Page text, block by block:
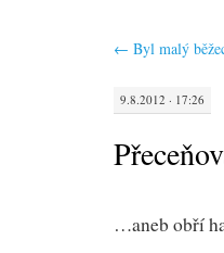
← Byl malý
9.8.2012 · 17:26
…aneb obří